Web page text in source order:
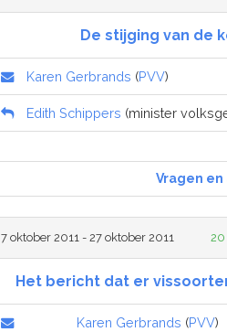
De stijging van de
Karen Gerbrands (PVV)
Edith Schippers (minister
Vragen
7 oktober 2011 - 27 oktober 2011 20
Het bericht dat er
Karen Gerbrands (PVV)